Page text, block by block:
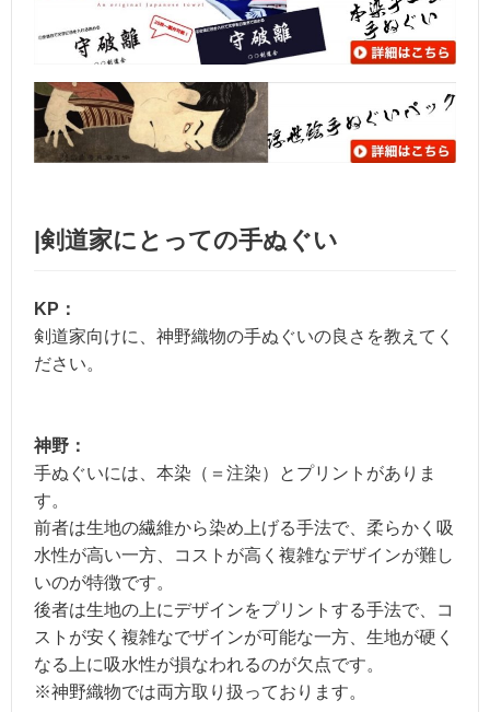
|剣道家にとっての手ぬぐい
KP：
剣道家向けに、神野織物の手ぬぐいの良さを教えてく
ださい。
神野：
手ぬぐいには、本染（＝注染）とプリントがありま
す。
前者は生地の繊維から染め上げる手法で、柔らかく吸
水性が高い一方、コストが高く複雑なデザインが難し
いのが特徴です。
後者は生地の上にデザインをプリントする手法で、コ
ストが安く複雑なでザインが可能な一方、生地が硬く
なる上に吸水性が損なわれるのが欠点です。
※神野織物では両方取り扱っております。